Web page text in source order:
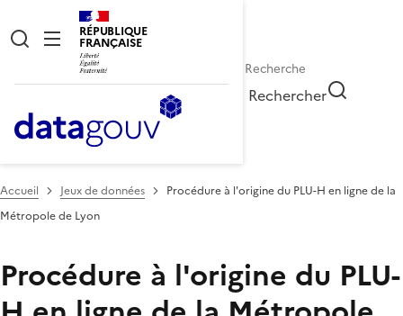
RÉPUBLIQUE
FRANÇAISE
Rechercher
Accueil Jeux de données
Procédure à l'origine du PLU-H en ligne de la
Métropole de Lyon
Procédure à l'origine du PLU-